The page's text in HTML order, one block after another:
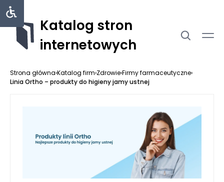
Katalog stron
internetowych
Strona główna›Katalog firm›Zdrowie›Firmy farmaceutyczne›
Linia Ortho – produkty do higieny jamy ustnej